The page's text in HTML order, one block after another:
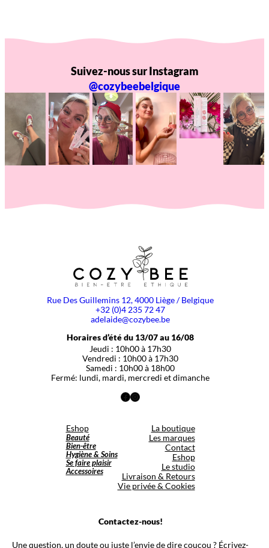
Suivez-nous sur Instagram
@cozybeebelgique
Rue Des Guillemins 12, 4000 Liège / Belgique
+32 (0)4 235 72 47
adelaide@cozybee.be
Horaires d’été du 13/07 au 16/08
Jeudi : 10h00 à 17h30
Vendredi : 10h00 à 17h30
Samedi : 10h00 à 18h00
Fermé: lundi, mardi, mercredi et dimanche
Facebook
Instagram
Eshop
Beauté
Bien-être
Hygiène & Soins
Se faire plaisir
Accessoires
La boutique
Les marques
Contact
Eshop
Le studio
Livraison & Retours
Vie privée & Cookies
Contactez-nous!
Une question, un doute ou juste l’envie de dire coucou ? Écrivez-